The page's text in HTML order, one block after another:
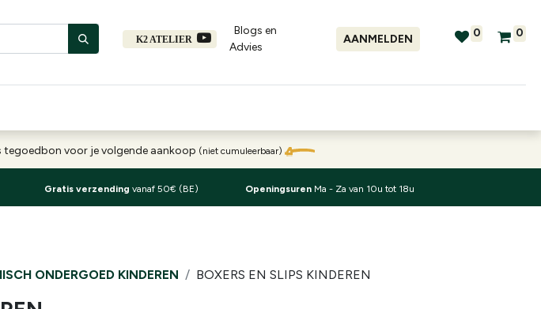
K2 ATELIER
Blogs en
Advies​
AANMELDEN 0 0
tegoedbon voor je volgende aankoop (niet cumuleerbaar)
Gratis verzending vanaf 50€ (BE) Openingsuren Ma - Za van 10u tot 18u
ONDERGOED KINDEREN BOXERS EN SLIPS KINDEREN